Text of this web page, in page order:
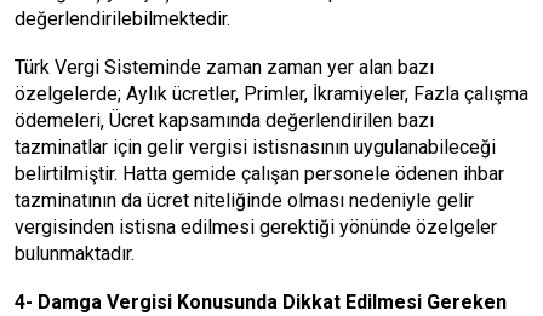
değerlendirilebilmektedir.
Türk Vergi Sisteminde zaman zaman yer alan bazı
özelgelerde; Aylık ücretler, Primler, İkramiyeler, Fazla çalışma
ödemeleri, Ücret kapsamında değerlendirilen bazı
tazminatlar için gelir vergisi istisnasının uygulanabileceği
belirtilmiştir. Hatta gemide çalışan personele ödenen ihbar
tazminatının da ücret niteliğinde olması nedeniyle gelir
vergisinden istisna edilmesi gerektiği yönünde özelgeler
bulunmaktadır.
4- Damga Vergisi Konusunda Dikkat Edilmesi Gereken